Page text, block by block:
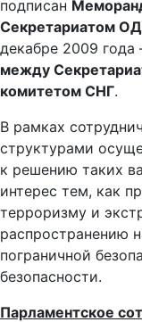
подписан
Секретариатом
декабре 2009 года
между
комитетом СНГ.
В рамках
структурами
к решению таких
интерес тем, как
терроризму и
распространению
пограничной
безопасности.
Парламентское